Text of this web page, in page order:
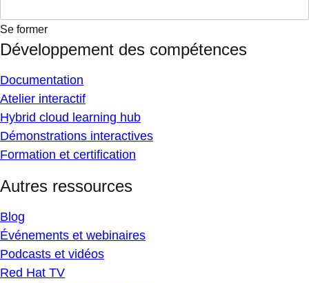
Se former
Développement des compétences
Documentation
Atelier interactif
Hybrid cloud learning hub
Démonstrations interactives
Formation et certification
Autres ressources
Blog
Événements et webinaires
Podcasts et vidéos
Red Hat TV